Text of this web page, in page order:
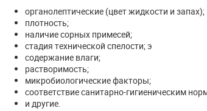
органолептические (цвет жидкости и запах);
плотность;
наличие сорных примесей;
стадия технической спелости; э
содержание влаги;
растворимость;
микробиологические факторы;
соответствие санитарно-гигиеническим
и другие.